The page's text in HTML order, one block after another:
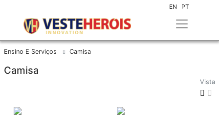
EN PT
Ensino E Serviços Camisa
Camisa
Vista